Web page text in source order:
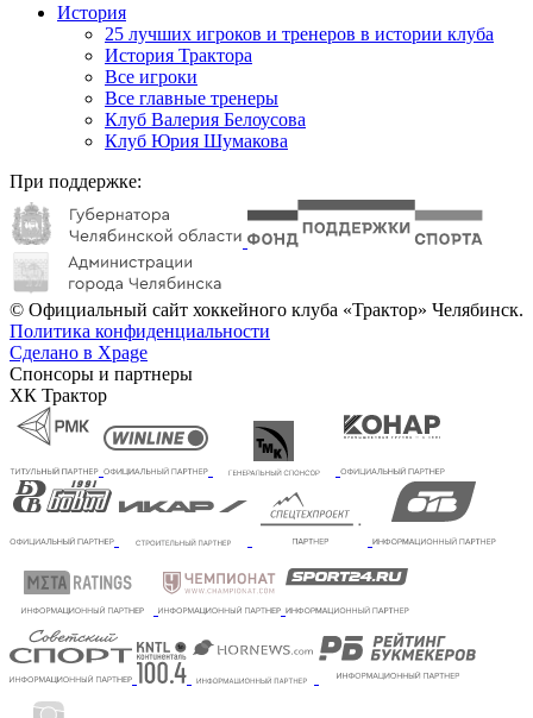
История
25 лучших игроков и тренеров в истории клуба
История Трактора
Все игроки
Все главные тренеры
Клуб Валерия Белоусова
Клуб Юрия Шумакова
При поддержке:
© Официальный сайт хоккейного клуба «Трактор» Челябинск.
Политика конфиденциальности
Сделано в Xpage
Спонсоры и партнеры
ХК Трактор